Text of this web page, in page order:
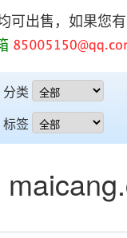
可出售，如果您
分类
标签